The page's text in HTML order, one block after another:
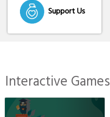
Support Us
Interactive Games